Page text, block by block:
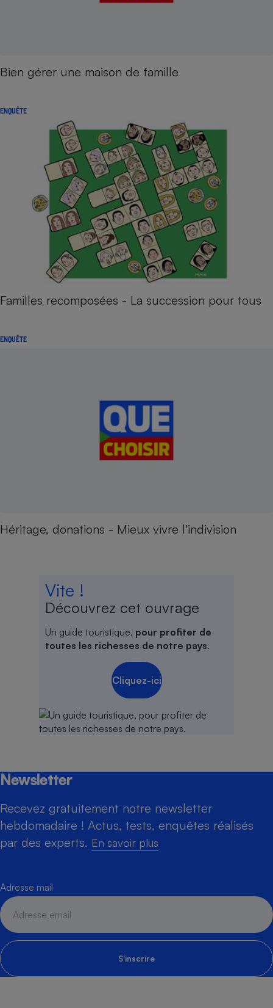
Bien gérer une maison de famille
ENQUÊTE
Familles recomposées - La succession pour tous
ENQUÊTE
Héritage, donations - Mieux vivre l'indivision
Vite !
Découvrez cet ouvrage
Un guide touristique, pour profiter de
toutes les richesses de notre pays.
Cliquez-ici
Newsletter
Recevez gratuitement notre newsletter
hebdomadaire ! Actus, tests, enquêtes réalisés
par des experts. En savoir plus
Adresse mail
S'inscrire